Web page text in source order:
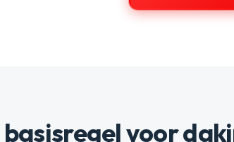
basisregel voor